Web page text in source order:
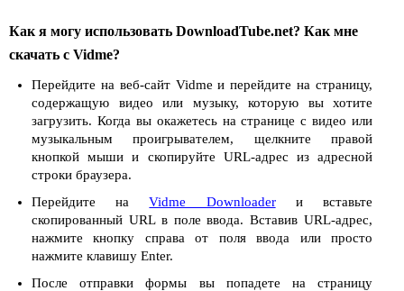
Как я могу использовать DownloadTube.net? Как мне
скачать с Vidme?
Перейдите на веб-сайт Vidme и перейдите на страницу,
содержащую видео или музыку, которую вы хотите
загрузить. Когда вы окажетесь на странице с видео или
музыкальным проигрывателем, щелкните правой
кнопкой мыши и скопируйте URL-адрес из адресной
строки браузера.
Перейдите наVidme Downloaderи вставьте
скопированный URL в поле ввода. Вставив URL-адрес,
нажмите кнопку справа от поля ввода или просто
нажмите клавишу Enter.
После отправки формы вы попадете на страницу